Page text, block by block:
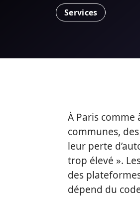
Services
À Paris comme
communes,
leur perte
trop élevé ».
des
dépend du